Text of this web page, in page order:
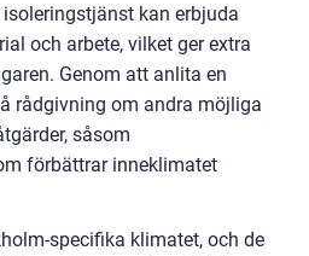
kan erbjuda
och arbete, vilket ger extra
Genom att anlita en
rådgivning om andra möjliga
såsom
förbättrar inneklimatet
specifika klimatet, och de